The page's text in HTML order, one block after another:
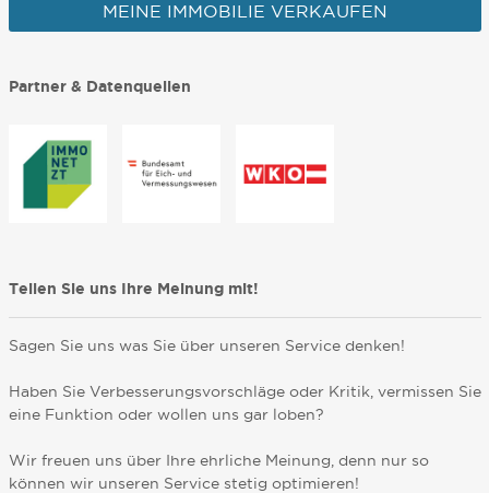
MEINE IMMOBILIE VERKAUFEN
Partner & Datenquellen
Teilen Sie uns Ihre Meinung mit!
Sagen Sie uns was Sie über unseren Service denken!
Haben Sie Verbesserungsvorschläge oder Kritik, vermissen Sie
eine Funktion oder wollen uns gar loben?
Wir freuen uns über Ihre ehrliche Meinung, denn nur so
können wir unseren Service stetig optimieren!